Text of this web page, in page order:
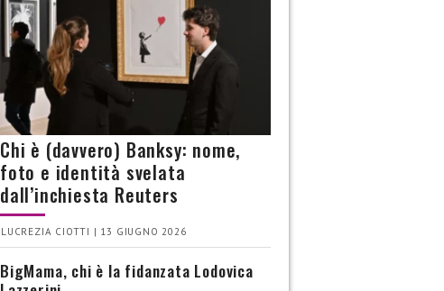
Chi è (davvero) Banksy: nome,
foto e identità svelata
dall’inchiesta Reuters
LUCREZIA CIOTTI | 13 GIUGNO 2026
BigMama, chi è la fidanzata Lodovica